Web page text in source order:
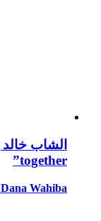
together”
Dana Wahiba